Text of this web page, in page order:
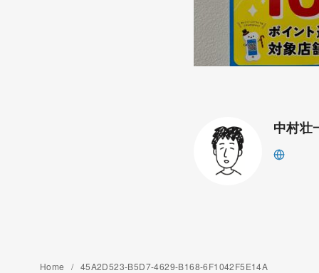
中村壮
Home 45A2D523-B5D7-4629-B168-6F1042F5E14A